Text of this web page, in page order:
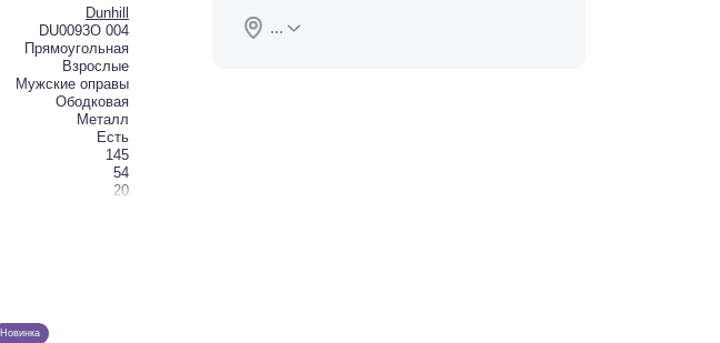
Dunhill
DU0093O 004
Прямоугольная
Взрослые
Мужские оправы
Ободковая
Металл
Есть
145
54
20
...
Новинка